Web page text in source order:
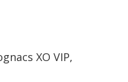
XO VIP,